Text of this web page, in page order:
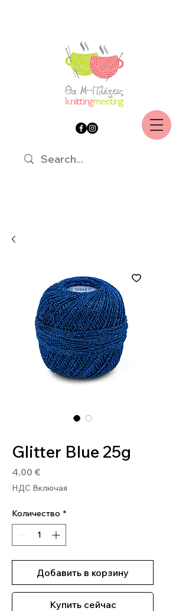
Glitter Blue 25g
4,00 €
НДС Включая
Количество *
Добавить в корзину
Купить сейчас